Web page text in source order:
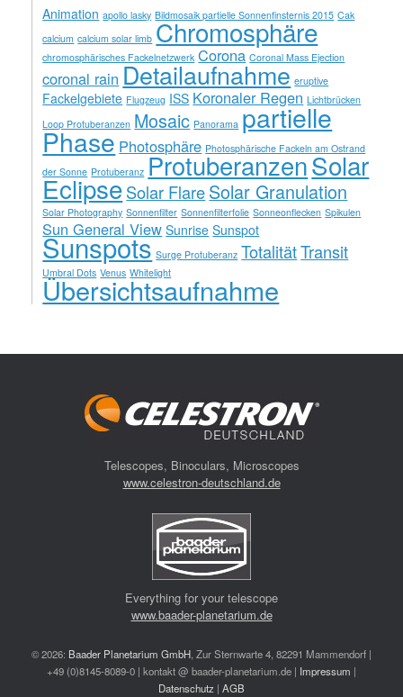
Animation apollo lasky Bildmosaik partielle Sonnenfinsternis 2015 Cak
calcium calcium solar limb Chromosphäre
chromosphärisches Fackelnetzwerk Corona Coronal Mass Ejection
coronal rain Detailaufnahme eruptive
Fackelgebiete Flugzeug ISS Koronaler Regen Lichtbrücken
Loop Protuberanzen Mosaic Panorama partielle
PhasePhotosphäre Photosphärische Fackeln am Ostrand
der Sonne Protuberanz ProtuberanzenSolar
EclipseSolar FlareSolar Granulation
Solar Photography Sonnenfilter Sonnenfilterfolie Sonneonflecken Spikulen
Sun General View Sunrise Sunspot
Sunspots Surge Protuberanz TotalitätTransit
Umbral Dots Venus Whitelight
Übersichtsaufnahme
Telescopes, Binoculars, Microscopes
www.celestron-deutschland.de
Everything for your telescope
www.baader-planetarium.de
© 2026: Baader Planetarium GmbH , Zur Sternwarte 4, 82291 Mammendorf |
+49 (0)8145-8089-0 | kontakt @ baader-planetarium.de | Impressum |
Datenschutz | AGB